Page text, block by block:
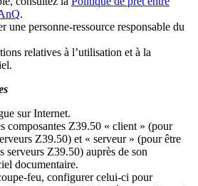
.
une personne-ressource responsable du
relatives à l’utilisation et à la
sur Internet.
composantes Z39.50 « client » (pour
Z39.50) et « serveur » (pour être
serveurs Z39.50) auprès de son
documentaire.
feu, configurer celui-ci pour